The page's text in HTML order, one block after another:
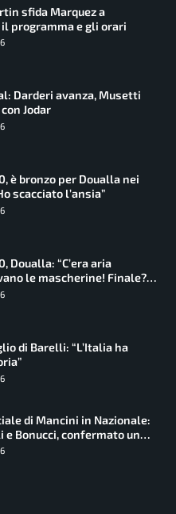
sfida Marquez a
programma e gli orari
Darderi avanza, Musetti
Jodar
è bronzo per Doualla nei
scacciato l’ansia”
Doualla: “C’era aria
le mascherine! Finale?
perdere”
di Barelli: “L’Italia ha
di Mancini in Nazionale:
e Bonucci, confermato un